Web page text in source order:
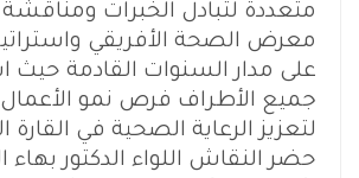
متعددة لتبادل الخبرات
معرض الصحة الأفريقي
على مدار السنوات القادمة
جميع الأطراف فرص نمو الأعمال
لتعزيز الرعاية الصحية في القارة
حضر النقاش اللواء الدكتور بهاء